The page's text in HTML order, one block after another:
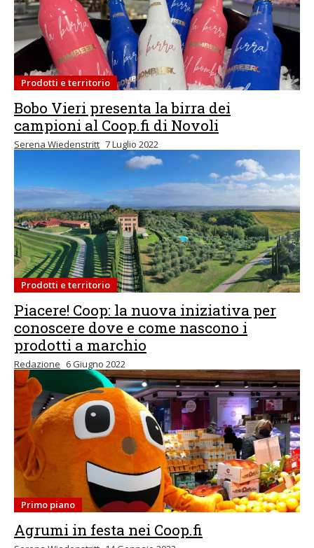
Prodotti e territorio
Bobo Vieri presenta la birra dei
campioni al Coop.fi di Novoli
Serena Wiedenstritt 7 Luglio 2022
Prodotti e territorio
Piacere! Coop: la nuova iniziativa per
conoscere dove e come nascono i
prodotti a marchio
Redazione 6 Giugno 2022
Primo piano
Agrumi in festa nei Coop.fi